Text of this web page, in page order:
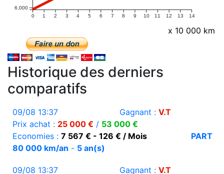
0 1 2 3 4 5 6 7 8 9 10 11 12 13 14
6,000
x 10 000 km
Historique des derniers
comparatifs
09/08 13:37 Gagnant : V.T
Prix achat : 25 000 € / 53 000 €
Economies : 7 567 € - 126 € / Mois
PART
80 000 km/an - 5 an(s)
09/08 13:37 Gagnant : V.T